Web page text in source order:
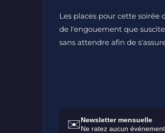
Les places pour cette
de l'engouement que
sans attendre afin de
✉️Newsletter mensuelle
Ne ratez aucun événement